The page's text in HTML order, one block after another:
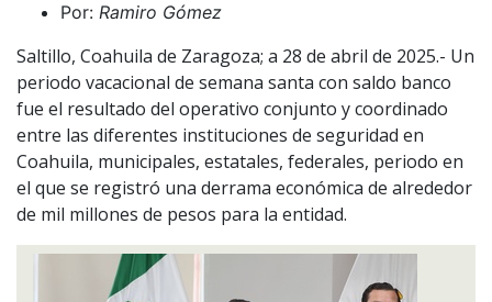
Por: Ramiro Gómez
Saltillo, Coahuila de Zaragoza; a 28 de abril de 2025.- Un
periodo vacacional de semana santa con saldo banco
fue el resultado del operativo conjunto y coordinado
entre las diferentes instituciones de seguridad en
Coahuila, municipales, estatales, federales, periodo en
el que se registró una derrama económica de alrededor
de mil millones de pesos para la entidad.